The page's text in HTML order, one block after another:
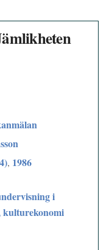
, 1986
i